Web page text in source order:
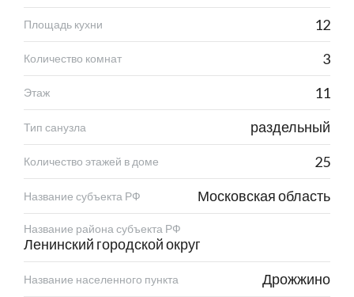
Площадь кухни 12
Количество комнат 3
Этаж 11
Тип санузла раздельный
Количество этажей в доме 25
Название субъекта РФ Московская область
Название района субъекта РФ
Ленинский городской округ
Название населенного пункта Дрожжино